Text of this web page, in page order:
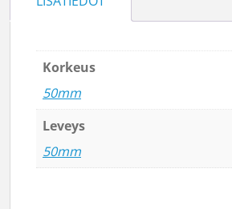
Korkeus
50mm
Leveys
50mm